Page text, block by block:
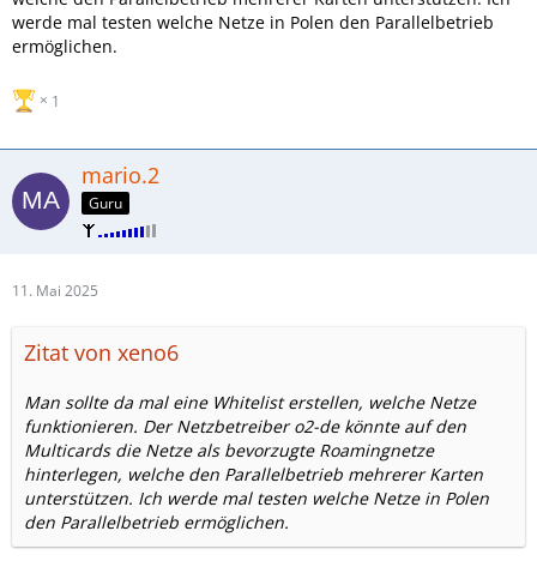
werde mal testen welche Netze in Polen den Parallelbetrieb
ermöglichen.
1
mario.2
Guru
11. Mai 2025
Zitat von xeno6
Man sollte da mal eine Whitelist erstellen, welche Netze
funktionieren. Der Netzbetreiber o2-de könnte auf den
Multicards die Netze als bevorzugte Roamingnetze
hinterlegen, welche den Parallelbetrieb mehrerer Karten
unterstützen. Ich werde mal testen welche Netze in Polen
den Parallelbetrieb ermöglichen.